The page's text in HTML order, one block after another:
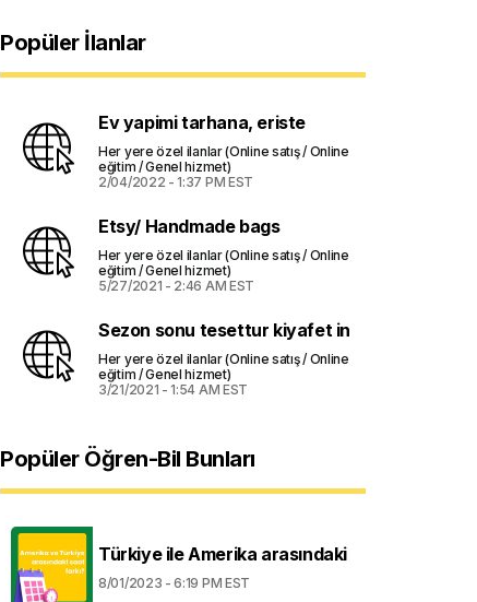
Popüler İlanlar
Ev yapimi tarhana, eriste
Her yere özel ilanlar (Online satış / Online
eğitim / Genel hizmet)
2/04/2022 - 1:37 PM EST
Etsy/ Handmade bags
Her yere özel ilanlar (Online satış / Online
eğitim / Genel hizmet)
5/27/2021 - 2:46 AM EST
Sezon sonu tesettur kiyafet in
Her yere özel ilanlar (Online satış / Online
eğitim / Genel hizmet)
3/21/2021 - 1:54 AM EST
Popüler Öğren-Bil Bunları
Türkiye ile Amerika arasındaki
8/01/2023 - 6:19 PM EST